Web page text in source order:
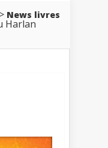
> News livres
Harlan